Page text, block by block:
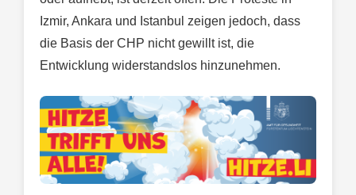
Izmir, Ankara und Istanbul zeigen jedoch, dass
die Basis der CHP nicht gewillt ist, die
Entwicklung widerstandslos hinzunehmen.